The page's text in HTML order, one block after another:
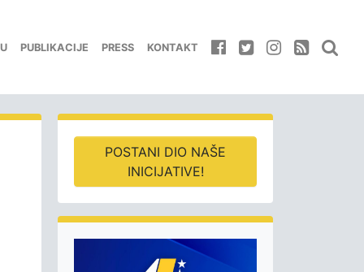
PUBLIKACIJE PRESS KONTAKT
POSTANI DIO NAŠE
INICIJATIVE!